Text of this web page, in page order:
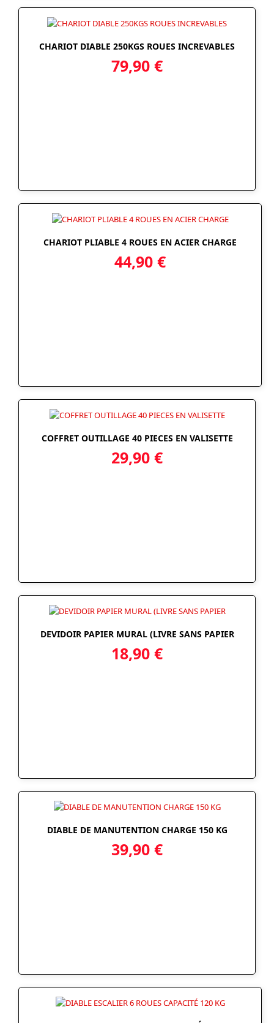
CHARIOT DIABLE 250KGS ROUES INCREVABLES
79,90 €
CHARIOT PLIABLE 4 ROUES EN ACIER CHARGE
44,90 €
COFFRET OUTILLAGE 40 PIECES EN VALISETTE
29,90 €
DEVIDOIR PAPIER MURAL (LIVRE SANS PAPIER
18,90 €
DIABLE DE MANUTENTION CHARGE 150 KG
39,90 €